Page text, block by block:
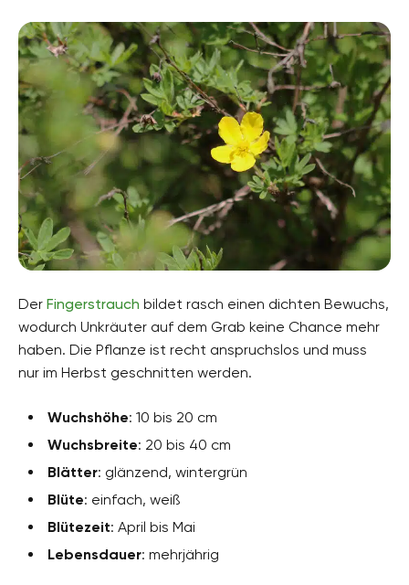
Der Fingerstrauch bildet rasch einen dichten Bewuchs,
wodurch Unkräuter auf dem Grab keine Chance mehr
haben. Die Pflanze ist recht anspruchslos und muss
nur im Herbst geschnitten werden.
Wuchshöhe: 10 bis 20 cm
Wuchsbreite: 20 bis 40 cm
Blätter: glänzend, wintergrün
Blüte: einfach, weiß
Blütezeit: April bis Mai
Lebensdauer: mehrjährig